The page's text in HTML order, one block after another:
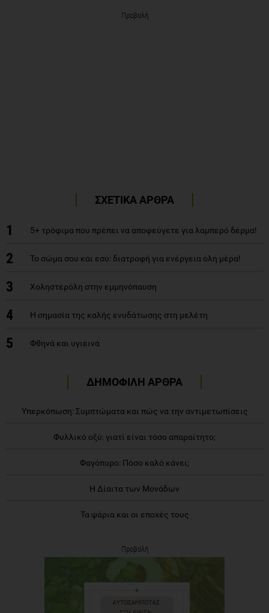
Προβολή
ΣΧΕΤΙΚΑ ΑΡΘΡΑ
1 5+ τρόφιμα που πρέπει να αποφεύγετε για λαμπερό δέρμα!
2 Το σώμα σου και εσύ: διατροφή για ενέργεια όλη μέρα!
3 Xοληστερόλη στην εμμηνόπαυση
4 Η σημασία της καλής ενυδάτωσης στη μελέτη
5 Φθηνά και υγιεινά
ΔΗΜΟΦΙΛΗ ΑΡΘΡΑ
Υπερκόπωση: Συμπτώματα και πώς να την αντιμετωπίσεις
Φυλλικό οξύ: γιατί είναι τόσο απαραίτητο;
Φαγόπυρο: Πόσο καλό κάνει;
Η Δίαιτα των Μονάδων
Τα ψάρια και οι εποχές τους
Προβολή